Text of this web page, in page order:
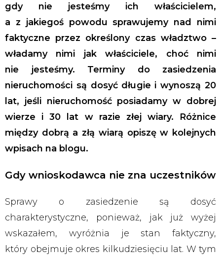
gdy nie jesteśmy ich właścicielem,
a z jakiegoś powodu sprawujemy nad nimi
faktyczne przez określony czas władztwo –
władamy nimi jak właściciele, choć nimi
nie jesteśmy. Terminy do zasiedzenia
nieruchomości są dosyć długie i wynoszą 20
lat, jeśli nieruchomość posiadamy w dobrej
wierze i 30 lat w razie złej wiary. Różnice
między dobrą a złą wiarą opiszę w kolejnych
wpisach na blogu.
Gdy wnioskodawca nie zna uczestników
Sprawy o zasiedzenie są dosyć
charakterystyczne, ponieważ, jak już wyżej
wskazałem, wyróżnia je stan faktyczny,
który obejmuje okres kilkudziesięciu lat. W tym